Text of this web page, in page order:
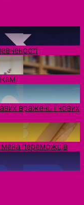
вражень і нових
переможців